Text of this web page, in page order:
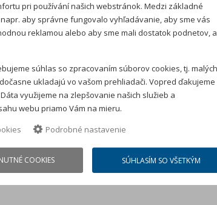
pri používání našich webstránok. Medzi základné
aby správne fungovalo vyhľadávanie, aby sme vás
reklamou alebo aby sme mali dostatok podnetov,
súhlas so zpracovaním súborov cookies, tj. malých
ukladajú vo vašom prehliadači. Vopred ďakujeme
využijeme na zlepšovanie našich služieb a
webu priamo Vám na mieru.
Podrobné nastavenie
COOKIES SÚHLASÍM SO VŠETKÝM